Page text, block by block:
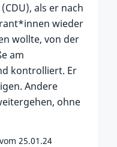
als er nach
wieder
wollte, von der
am
kontrolliert. Er
Andere
ohne
25.01.24